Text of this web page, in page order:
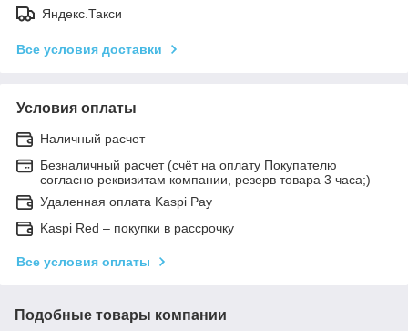
Яндекс.Такси
Все условия доставки
Условия оплаты
Наличный расчет
Безналичный расчет (счёт на оплату Покупателю
согласно реквизитам компании, резерв товара 3 часа;)
Удаленная оплата Kaspi Pay
Kaspi Red – покупки в рассрочку
Все условия оплаты
Подобные товары компании